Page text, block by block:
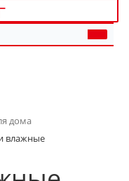
дома
влажные